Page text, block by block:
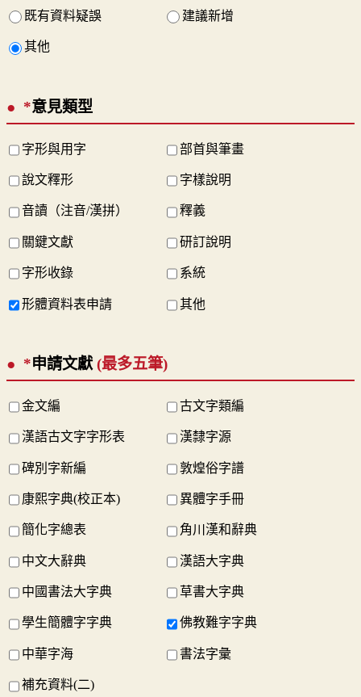
既有資料疑誤 建議新增
其他
*意見類型
字形與用字 部首與筆畫
說文釋形 字樣說明
音讀（注音/漢拼） 釋義
關鍵文獻 研訂說明
字形收錄 系統
形體資料表申請 其他
*申請文獻(最多五筆)
金文編 古文字類編
漢語古文字字形表 漢隸字源
碑別字新編 敦煌俗字譜
康熙字典(校正本) 異體字手冊
簡化字總表 角川漢和辭典
中文大辭典 漢語大字典
中國書法大字典 草書大字典
學生簡體字字典 佛教難字字典
中華字海 書法字彙
補充資料(二)